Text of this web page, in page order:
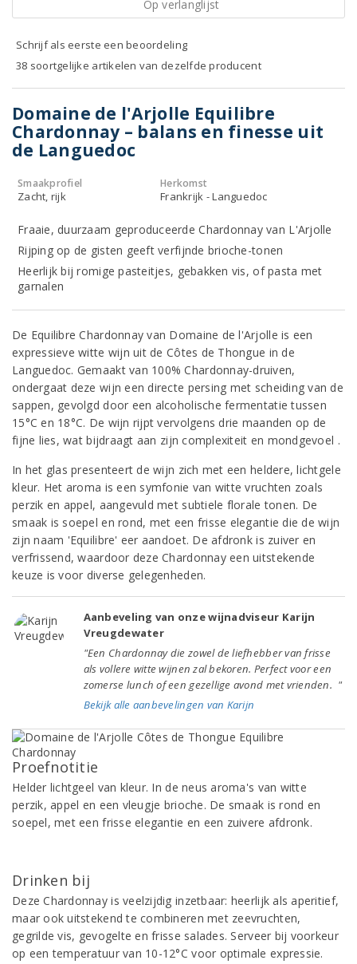
Op verlanglijst
Schrijf als eerste een beoordeling
38 soortgelijke artikelen van dezelfde producent
Domaine de l'Arjolle Equilibre
Chardonnay – balans en finesse uit
de Languedoc
Smaakprofiel
Zacht, rijk
Herkomst
Frankrijk - Languedoc
Fraaie, duurzaam geproduceerde Chardonnay van L'Arjolle
Rijping op de gisten geeft verfijnde brioche-tonen
Heerlijk bij romige pasteitjes, gebakken vis, of pasta met
garnalen
De Equilibre Chardonnay van Domaine de l'Arjolle is een
expressieve witte wijn uit de Côtes de Thongue in de
Languedoc. Gemaakt van 100% Chardonnay-druiven,
ondergaat deze wijn een directe persing met scheiding van de
sappen, gevolgd door een alcoholische fermentatie tussen
15°C en 18°C. De wijn rijpt vervolgens drie maanden op de
fijne lies, wat bijdraagt aan zijn complexiteit en mondgevoel .
In het glas presenteert de wijn zich met een heldere, lichtgele
kleur. Het aroma is een symfonie van witte vruchten zoals
perzik en appel, aangevuld met subtiele florale tonen. De
smaak is soepel en rond, met een frisse elegantie die de wijn
zijn naam 'Equilibre' eer aandoet. De afdronk is zuiver en
verfrissend, waardoor deze Chardonnay een uitstekende
keuze is voor diverse gelegenheden.
Aanbeveling van onze wijnadviseur Karijn
Vreugdewater
"Een Chardonnay die zowel de liefhebber van frisse
als vollere witte wijnen zal bekoren. Perfect voor een
zomerse lunch of een gezellige avond met vrienden. "
Bekijk alle aanbevelingen van Karijn
Proefnotitie
Helder lichtgeel van kleur. In de neus aroma's van witte
perzik, appel en een vleugje brioche. De smaak is rond en
soepel, met een frisse elegantie en een zuivere afdronk.
Drinken bij
Deze Chardonnay is veelzijdig inzetbaar: heerlijk als aperitief,
maar ook uitstekend te combineren met zeevruchten,
gegrilde vis, gevogelte en frisse salades. Serveer bij voorkeur
op een temperatuur van 10-12°C voor optimale expressie.